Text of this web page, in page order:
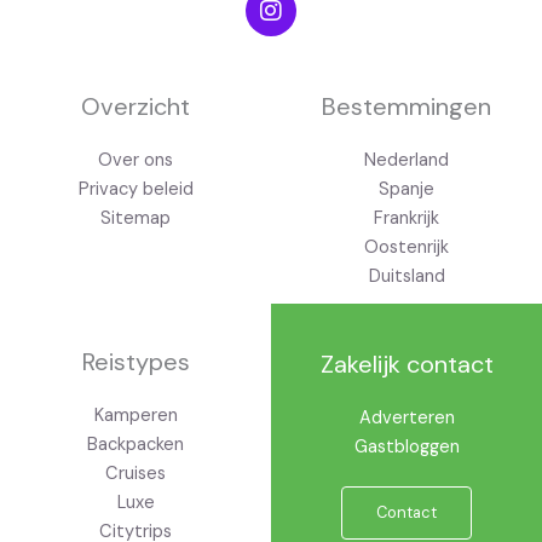
s
Overzicht
Over ons
Privacy beleid
Sitemap
Bestemmingen
Nederland
Spanje
Frankrijk
Oostenrijk
Duitsland
Reistypes
Kamperen
Backpacken
Cruises
Luxe
Citytrips
Zakelijk contact
Adverteren
Gastbloggen
Contact